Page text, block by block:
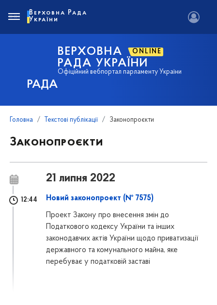
РАДА
ВЕРХОВНА ONLINE
РАДА УКРАЇНИ
Офіційний вебпортал парламенту України
Верховна Рада
України
Головна Текстові публікації Законопроєкти
Законопроєкти
21 липня 2022
12:44 Новий законопроект (№ 7575)
Проект Закону про внесення змін до
Податкового кодексу України та інших
законодавчих актів України щодо приватизації
державного та комунального майна, яке
перебуває у податковій заставі